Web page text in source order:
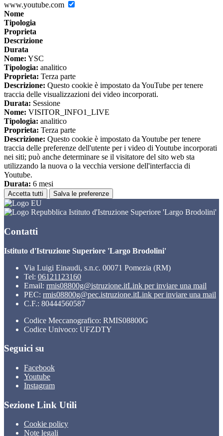
www.youtube.com
Nome
Tipologia
Proprieta
Descrizione
Durata
Nome: YSC
Tipologia: analitico
Proprieta: Terza parte
Descrizione: Questo cookie è impostato da YouTube per tenere
traccia delle visualizzazioni dei video incorporati.
Durata: Sessione
Nome: VISITOR_INFO1_LIVE
Tipologia: analitico
Proprieta: Terza parte
Descrizione: Questo cookie è impostato da Youtube per tenere
traccia delle preferenze dell'utente per i video di Youtube incorporati
nei siti; può anche determinare se il visitatore del sito web sta
utilizzando la nuova o la vecchia versione dell'interfaccia di
Youtube.
Durata: 6 mesi
Accetta tutti Salva le preferenze
Istituto d'Istruzione Superiore 'Largo Brodolini'
Contatti
Istituto d'Istruzione Superiore 'Largo Brodolini'
Via Luigi Einaudi, s.n.c. 00071 Pomezia (RM)
Tel: 06121123160
Email: rmis08800g@istruzione.itLink per inviare una mail
PEC: rmis08800g@pec.istruzione.itLink per inviare una mail
C.F.: 80444560587
Codice Meccanografico: RMIS08800G
Codice Univoco: UFZDTY
Seguici su
Facebook
Youtube
Instagram
Sezione Link Utili
Cookie policy
Note legali